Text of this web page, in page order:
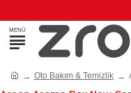
Oto Bakım & Temizlik